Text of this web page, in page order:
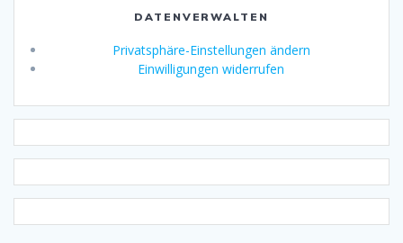
DATENVERWALTEN
Privatsphäre-Einstellungen ändern
Einwilligungen widerrufen